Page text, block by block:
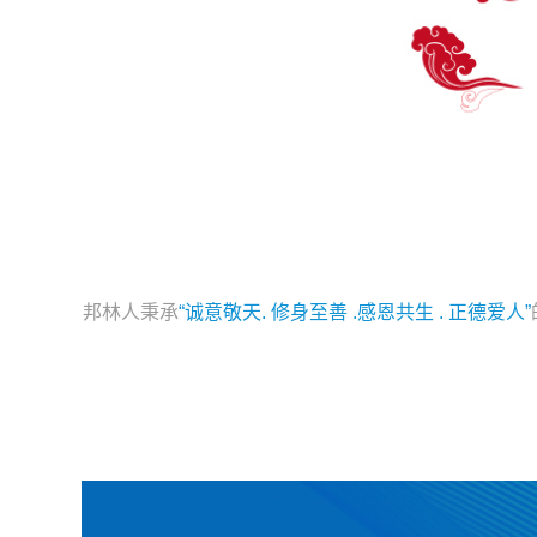
邦林人秉承“诚意敬天. 修身至善 .感恩共生 . 正德爱人”